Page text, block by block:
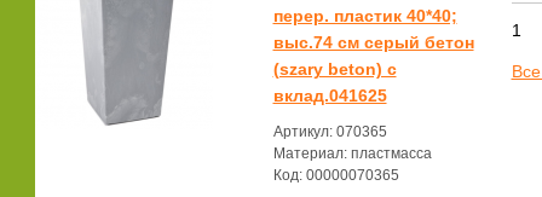
перер. пластик 40*40;
выс.74 см серый бетон
(szary beton) с
вклад.041625
Артикул: 070365
Материал: пластмасса
Код: 00000070365
1